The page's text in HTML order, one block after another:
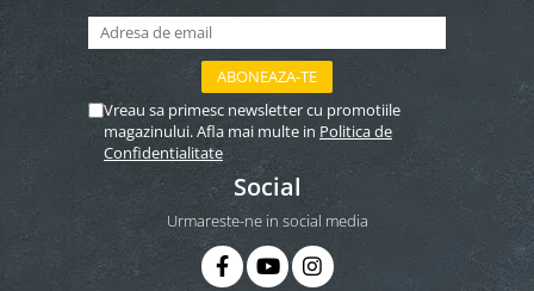
Vreau sa primesc newsletter cu promotiile
magazinului. Afla mai multe in Politica de
Confidentialitate
Social
Urmareste-ne in social media